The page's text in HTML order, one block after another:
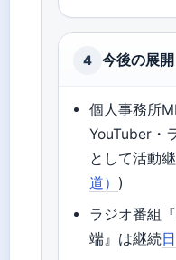
4 今後の展開
個人事務所
YouTuber・
として活動
道） )
ラジオ番組
端』は継続